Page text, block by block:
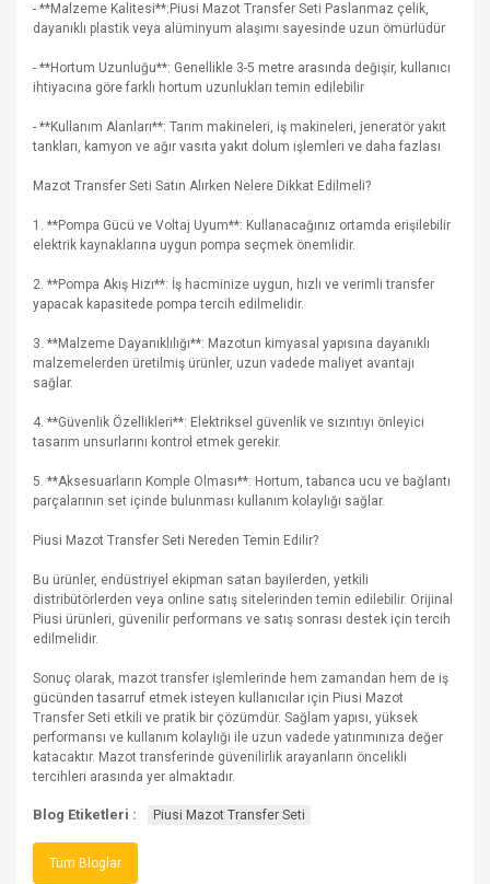
- **Malzeme Kalitesi**:Piusi Mazot Transfer Seti Paslanmaz çelik,
dayanıklı plastik veya alüminyum alaşımı sayesinde uzun ömürlüdür
- **Hortum Uzunluğu**: Genellikle 3-5 metre arasında değişir, kullanıcı
ihtiyacına göre farklı hortum uzunlukları temin edilebilir
- **Kullanım Alanları**: Tarım makineleri, iş makineleri, jeneratör yakıt
tankları, kamyon ve ağır vasıta yakıt dolum işlemleri ve daha fazlası
Mazot Transfer Seti Satın Alırken Nelere Dikkat Edilmeli?
1. **Pompa Gücü ve Voltaj Uyum**: Kullanacağınız ortamda erişilebilir
elektrik kaynaklarına uygun pompa seçmek önemlidir.
2. **Pompa Akış Hızı**: İş hacminize uygun, hızlı ve verimli transfer
yapacak kapasitede pompa tercih edilmelidir.
3. **Malzeme Dayanıklılığı**: Mazotun kimyasal yapısına dayanıklı
malzemelerden üretilmiş ürünler, uzun vadede maliyet avantajı
sağlar.
4. **Güvenlik Özellikleri**: Elektriksel güvenlik ve sızıntıyı önleyici
tasarım unsurlarını kontrol etmek gerekir.
5. **Aksesuarların Komple Olması**: Hortum, tabanca ucu ve bağlantı
parçalarının set içinde bulunması kullanım kolaylığı sağlar.
Piusi Mazot Transfer Seti Nereden Temin Edilir?
Bu ürünler, endüstriyel ekipman satan bayilerden, yetkili
distribütörlerden veya online satış sitelerinden temin edilebilir. Orijinal
Piusi ürünleri, güvenilir performans ve satış sonrası destek için tercih
edilmelidir.
Sonuç olarak, mazot transfer işlemlerinde hem zamandan hem de iş
gücünden tasarruf etmek isteyen kullanıcılar için Piusi Mazot
Transfer Seti etkili ve pratik bir çözümdür. Sağlam yapısı, yüksek
performansı ve kullanım kolaylığı ile uzun vadede yatırımınıza değer
katacaktır. Mazot transferinde güvenilirlik arayanların öncelikli
tercihleri arasında yer almaktadır.
Blog Etiketleri : Piusi Mazot Transfer Seti
Tüm Bloglar